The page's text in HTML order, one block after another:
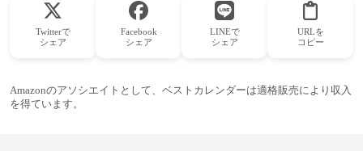
Twitterで
シェア
Facebook
シェア
LINEで
シェア
URLを
コピー
Amazonのアソシエイトとして、ベストカレンダーは適格販売により収入
を得ています。